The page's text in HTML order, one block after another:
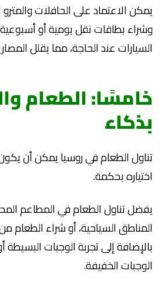
يمكن الاعتماد على الحافلات والمترو
وشراء بطاقات نقل يومية أو
السيارات عند الحاجة، مما يقلل
خامسًا: الطعام
بذكاء
تناول الطعام في روسيا يمكن أن يكون
اختياره بحكمة.
يفضل تناول الطعام في المطاعم
المناطق السياحية، أو شراء الطعام
بالإضافة إلى تجربة الوجبات
الوجبات الخفيفة.